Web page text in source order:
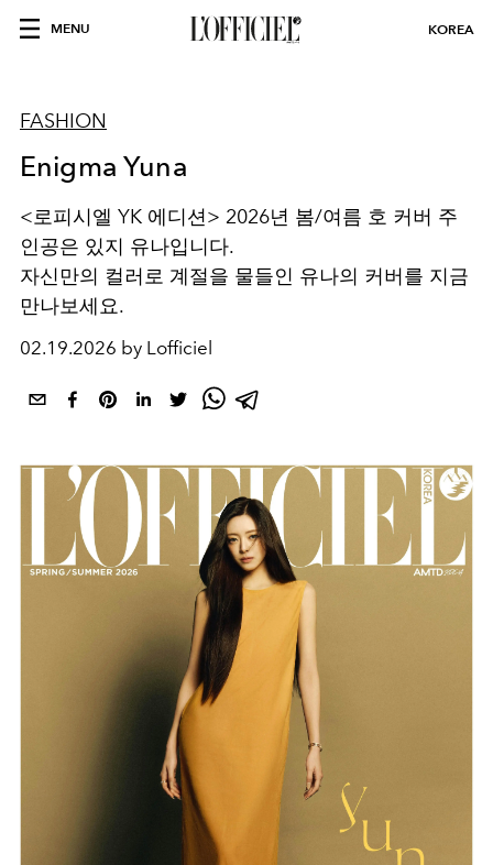
MENU KOREA
FASHION
Enigma Yuna
<로피시엘 YK 에디션> 2026년 봄/여름 호 커버 주
인공은 있지 유나입니다.
자신만의 컬러로 계절을 물들인 유나의 커버를 지금
만나보세요.
02.19.2026 by Lofficiel